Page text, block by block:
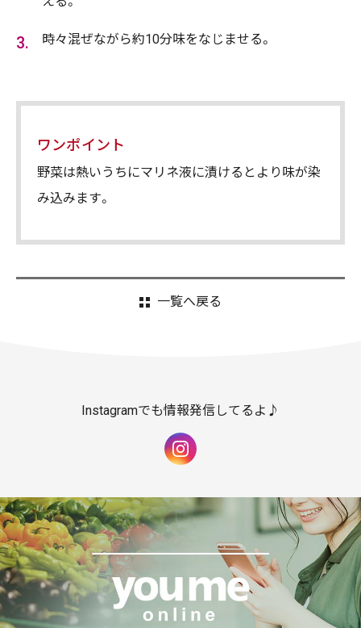
時々混ぜながら約10分味をなじませる。
ワンポイント
野菜は熱いうちにマリネ液に漬けるとより味が染
み込みます。
一覧へ戻る
Instagramでも情報発信してるよ♪